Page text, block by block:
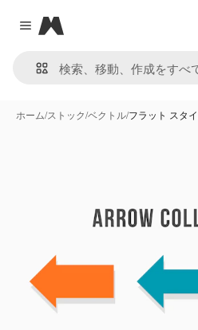
Close menu
Magnific
ホーム/ストック/ベクトル/フラット スタ